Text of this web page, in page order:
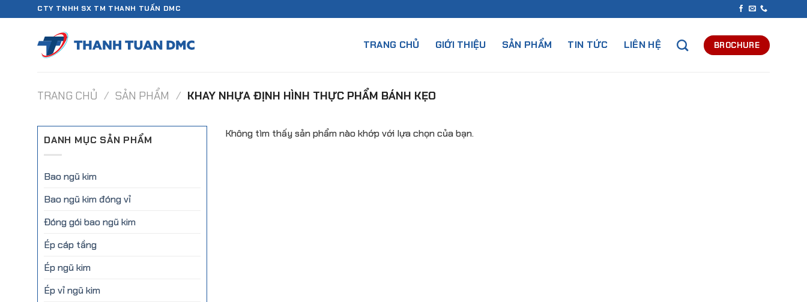
đến
CTY TNHH SX TM THANH TUẤN DMC
TRANG CHỦ GIỚI THIỆU SẢN PHẨM TIN TỨC LIÊN HỆ BROCHURE
TRANG CHỦ / SẢN PHẨM / KHAY NHỰA ĐỊNH HÌNH THỰC PHẨM BÁNH KẸO
DANH MỤC SẢN PHẨM
Bao ngũ kim
Bao ngũ kim đóng vỉ
Đóng gói bao ngũ kim
Ép cáp tầng
Ép ngũ kim
Ép vỉ ngũ kim
Không tìm thấy sản phẩm nào khớp với lựa chọn của bạn.